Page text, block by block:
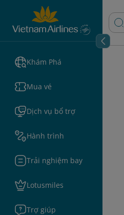
Khám Phá
Mua vé
Dịch vụ bổ trợ
Hành trình
Trải nghiệm bay
Lotusmiles
Trợ giúp